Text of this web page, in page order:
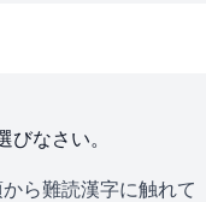
びなさい。
ら難読漢字に触れて